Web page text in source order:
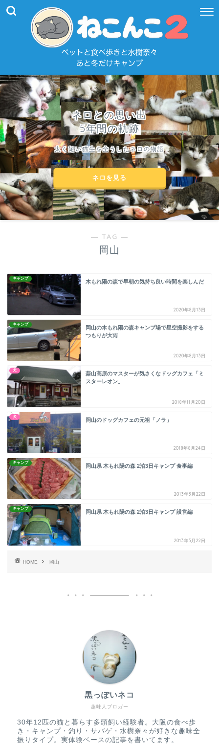
ネロとの思い出
5年間の軌跡
太く短い猫生を全うしたネロの物語
ネロを見る
― TAG ―
岡山
キャンプ
木もれ陽の森で早朝の気持ち良い時間を楽しんだ
2020年8月13日
キャンプ
岡山の木もれ陽の森キャンプ場で星空撮影をする
つもりが大雨
2020年8月13日
犬
蒜山高原のマスターが気さくなドッグカフェ「ミ
スターレオン」
2018年11月20日
犬
岡山のドッグカフェの元祖「ノラ」
2018年8月24日
キャンプ
岡山県 木もれ陽の森 2泊3日キャンプ 食事編
2013年3月22日
キャンプ
岡山県 木もれ陽の森 2泊3日キャンプ 設営編
2013年3月22日
HOME 岡山
趣味人ブロガー
黒っぽいネコ
30年12匹の猫と暮らす多頭飼い経験者。大阪の食べ歩
き・キャンプ・釣り・サバゲ・水樹奈々が好きな趣味全
振りタイプ。実体験ベースの記事を書いてます。